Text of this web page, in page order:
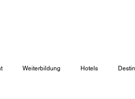
Weiterbildung Hotels